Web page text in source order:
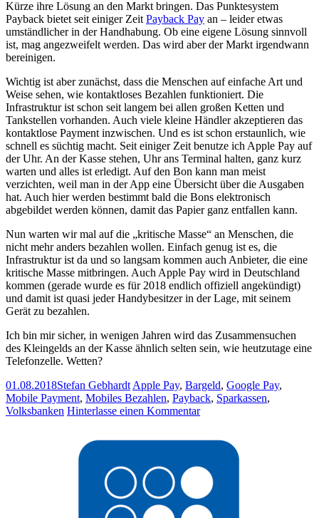
Kürze ihre Lösung an den Markt bringen. Das Punktesystem
Payback bietet seit einiger Zeit Payback Pay an – leider etwas
umständlicher in der Handhabung. Ob eine eigene Lösung sinnvoll
ist, mag angezweifelt werden. Das wird aber der Markt irgendwann
bereinigen.
Wichtig ist aber zunächst, dass die Menschen auf einfache Art und
Weise sehen, wie kontaktloses Bezahlen funktioniert. Die
Infrastruktur ist schon seit langem bei allen großen Ketten und
Tankstellen vorhanden. Auch viele kleine Händler akzeptieren das
kontaktlose Payment inzwischen. Und es ist schon erstaunlich, wie
schnell es süchtig macht. Seit einiger Zeit benutze ich Apple Pay auf
der Uhr. An der Kasse stehen, Uhr ans Terminal halten, ganz kurz
warten und alles ist erledigt. Auf den Bon kann man meist
verzichten, weil man in der App eine Übersicht über die Ausgaben
hat. Auch hier werden bestimmt bald die Bons elektronisch
abgebildet werden können, damit das Papier ganz entfallen kann.
Nun warten wir mal auf die „kritische Masse“ an Menschen, die
nicht mehr anders bezahlen wollen. Einfach genug ist es, die
Infrastruktur ist da und so langsam kommen auch Anbieter, die eine
kritische Masse mitbringen. Auch Apple Pay wird in Deutschland
kommen (gerade wurde es für 2018 endlich offiziell angekündigt)
und damit ist quasi jeder Handybesitzer in der Lage, mit seinem
Gerät zu bezahlen.
Ich bin mir sicher, in wenigen Jahren wird das Zusammensuchen
des Kleingelds an der Kasse ähnlich selten sein, wie heutzutage eine
Telefonzelle. Wetten?
01.08.2018Stefan Gebhardt Apple Pay, Bargeld, Google Pay,
Mobile Payment, Mobiles Bezahlen, Payback, Sparkassen,
Volksbanken Hinterlasse einen Kommentar